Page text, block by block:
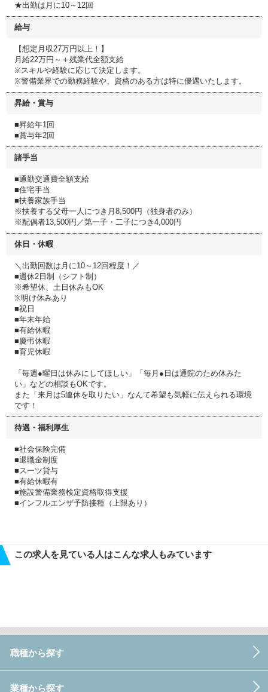
★出勤は月に10～12回
給与
【想定月収27万円以上！】
月給22万円～＋残業代全額支給
※スキルや経験に応じて決定します。
※警備業界での勤務経験や、資格のある方は特に優遇いたします。
昇給・賞与
■昇給年1回
■賞与年2回
諸手当
■通勤交通費全額支給
■住宅手当
■扶養家族手当
※扶養する父母一人につき月8,500円（独身者のみ）
※配偶者13,500円／第一子・二子につき4,000円
休日・休暇
＼出勤回数は月に10～12回程度！／
■週休2日制（シフト制）
※希望休、土日休みもOK
※明け休みあり
■祝日
■年末年始
■有給休暇
■慶弔休暇
■育児休暇
「毎週●曜日は休みにしてほしい」「毎月●日は通院のため休みた
い」などの相談もOKです。
また「来月は5連休を取りたい」なんて希望も気軽に伝えられる環境
です！
待遇・福利厚生
■社会保険完備
■退職金制度
■スーツ貸与
■有給休暇有
■施設警備業務検定資格取得支援
■インフルエンザ予防接種（上限あり）
この求人を見ている人はこんな求人もみています
職種から探す
業種から探す